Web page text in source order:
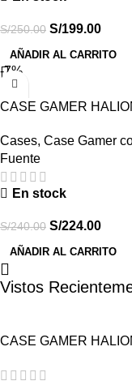
S/250.00 S/199.00
AÑADIR AL CARRITO
-7%
CASE GAMER
WHITE)
Cases, Case Gamer
Fuente
En stock
S/240.00 S/224.00
AÑADIR AL CARRITO
Vistos
CASE GAMER